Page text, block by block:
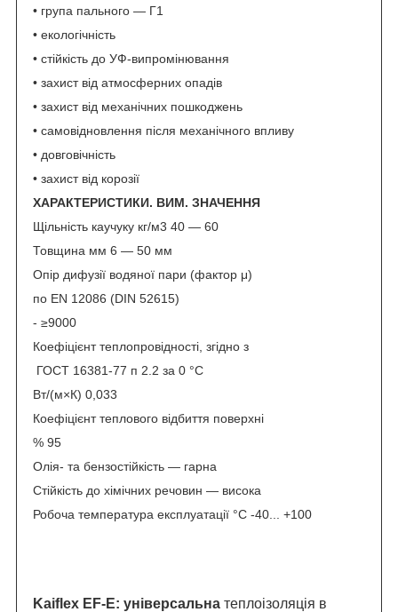
• група пального — Г1
• екологічність
• стійкість до УФ-випромінювання
• захист від атмосферних опадів
• захист від механічних пошкоджень
• самовідновлення після механічного впливу
• довговічність
• захист від корозії
ХАРАКТЕРИСТИКИ. ВИМ. ЗНАЧЕННЯ
Щільність каучуку кг/м3 40 — 60
Товщина мм 6 — 50 мм
Опір дифузії водяної пари (фактор μ)
по EN 12086 (DIN 52615)
- ≥9000
Коефіцієнт теплопровідності, згідно з
ГОСТ 16381-77 п 2.2 за 0 °C
Вт/(м×К) 0,033
Коефіцієнт теплового відбиття поверхні
% 95
Олія- та бензостійкість — гарна
Стійкість до хімічних речовин — висока
Робоча температура експлуатації °C -40... +100
Kaiflex EF-E: універсальна теплоізоляція в